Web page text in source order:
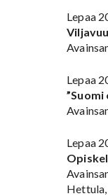
Lepaa
Lepaa
”Suomi
Lepaa